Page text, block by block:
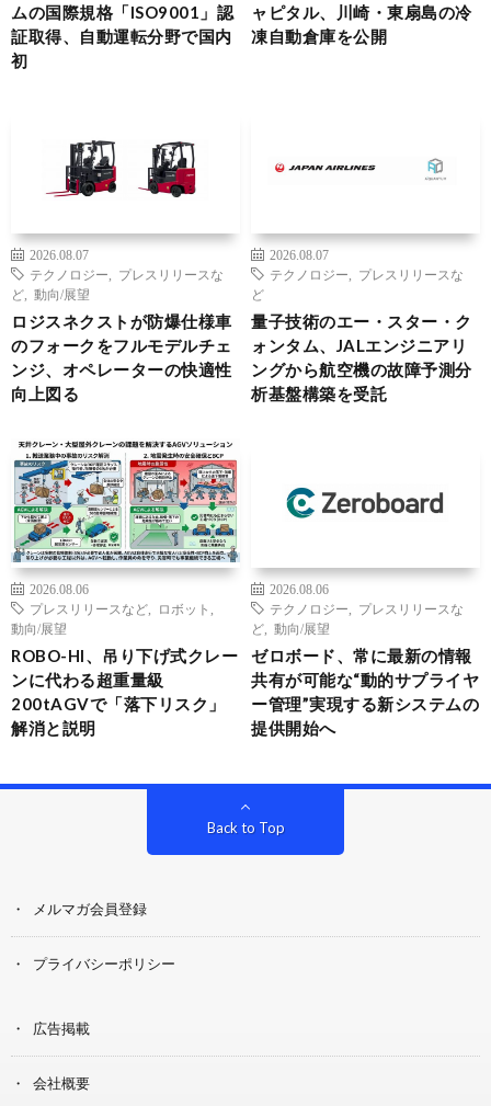
ムの国際規格「ISO9001」認
証取得、自動運転分野で国内
初
ャピタル、川崎・東扇島の冷
凍自動倉庫を公開
2026.08.07
テクノロジー
プレスリリースな
ど
動向/展望
ロジスネクストが防爆仕様車
のフォークをフルモデルチェ
ンジ、オペレーターの快適性
向上図る
2026.08.07
テクノロジー
プレスリリースな
ど
量子技術のエー・スター・ク
ォンタム、JALエンジニアリ
ングから航空機の故障予測分
析基盤構築を受託
2026.08.06
プレスリリースなど
ロボット
動向/展望
ROBO-HI、吊り下げ式クレー
ンに代わる超重量級
200tAGVで「落下リスク」
解消と説明
2026.08.06
テクノロジー
プレスリリースな
ど
動向/展望
ゼロボード、常に最新の情報
共有が可能な“動的サプライヤ
ー管理”実現する新システムの
提供開始へ
Back to Top
メルマガ会員登録
プライバシーポリシー
広告掲載
会社概要